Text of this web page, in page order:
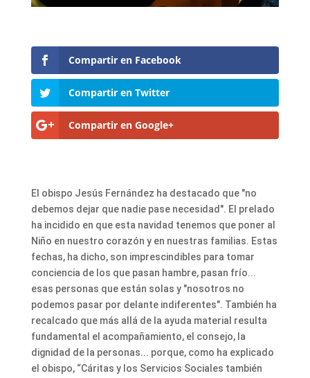
Compartir en Facebook
Compartir en Twitter
Compartir en Google+
El obispo Jesús Fernández ha destacado que "no
debemos dejar que nadie pase necesidad". El prelado
ha incidido en que esta navidad tenemos que poner al
Niño en nuestro corazón y en nuestras familias. Estas
fechas, ha dicho, son imprescindibles para tomar
conciencia de los que pasan hambre, pasan frío...
esas personas que están solas y "nosotros no
podemos pasar por delante indiferentes". También ha
recalcado que más allá de la ayuda material resulta
fundamental el acompañamiento, el consejo, la
dignidad de la personas... porque, como ha explicado
el obispo, “Cáritas y los Servicios Sociales también